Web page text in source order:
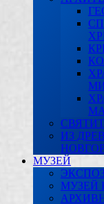
ИЗ
МУЗЕЙ
МУЗЕЙ